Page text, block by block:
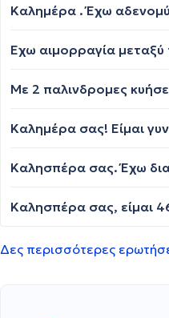
Καλησπέρα σας. Έχω
Δες περισσότερες